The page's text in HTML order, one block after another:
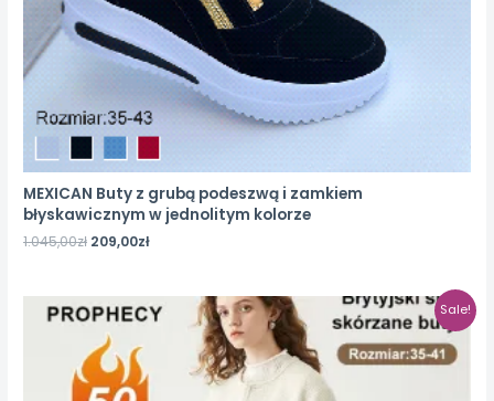
MEXICAN Buty z grubą podeszwą i zamkiem
błyskawicznym w jednolitym kolorze
1.045,00zł 209,00zł
Sale!